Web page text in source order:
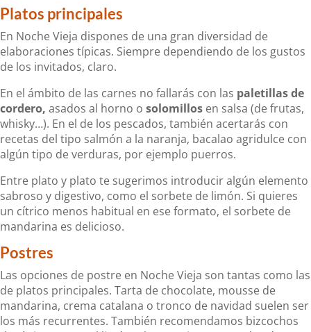
Platos principales
En Noche Vieja dispones de una gran diversidad de
elaboraciones típicas. Siempre dependiendo de los gustos
de los invitados, claro.
En el ámbito de las carnes no fallarás con las paletillas de
cordero, asados al horno o solomillos en salsa (de frutas,
whisky…). En el de los pescados, también acertarás con
recetas del tipo salmón a la naranja, bacalao agridulce con
algún tipo de verduras, por ejemplo puerros.
Entre plato y plato te sugerimos introducir algún elemento
sabroso y digestivo, como el sorbete de limón. Si quieres
un cítrico menos habitual en ese formato, el sorbete de
mandarina es delicioso.
Postres
Las opciones de postre en Noche Vieja son tantas como las
de platos principales. Tarta de chocolate, mousse de
mandarina, crema catalana o tronco de navidad suelen ser
los más recurrentes. También recomendamos bizcochos